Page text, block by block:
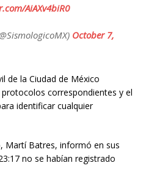
AiAXv4biR0
October 7,
de la Ciudad de México
correspondientes y el
identificar cualquier
Martí Batres, informó en sus
no se habían registrado